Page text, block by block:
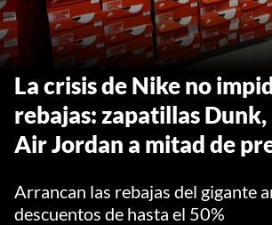
La crisis de Nike no
rebajas: zapatillas
Air Jordan a mitad de
Arrancan las rebajas del gigante
descuentos de hasta el 50%